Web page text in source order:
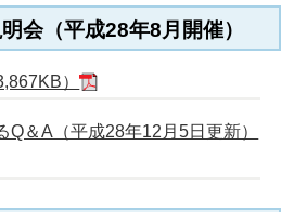
会（平成28年8月開催）
）
Q＆A（平成28年12月5日更新）